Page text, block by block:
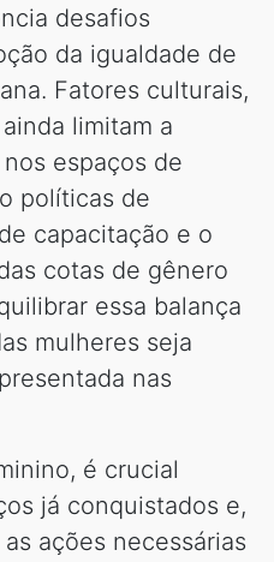
desafios
da igualdade de
Fatores culturais,
limitam a
espaços de
políticas de
capacitação e o
cotas de gênero
essa balança
mulheres seja
nas
é crucial
já conquistados e,
ações necessárias